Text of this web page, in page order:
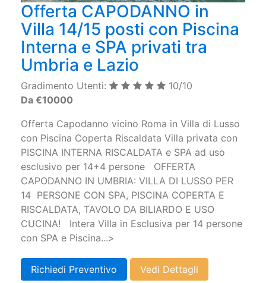
Offerta CAPODANNO in
Villa 14/15 posti con Piscina
Interna e SPA privati tra
Umbria e Lazio
Gradimento Utenti:
10/10
Da €10000
Offerta Capodanno vicino Roma in Villa di Lusso
con Piscina Coperta Riscaldata Villa privata con
PISCINA INTERNA RISCALDATA e SPA ad uso
esclusivo per 14+4 persone OFFERTA
CAPODANNO IN UMBRIA: VILLA DI LUSSO PER
14 PERSONE CON SPA, PISCINA COPERTA E
RISCALDATA, TAVOLO DA BILIARDO E USO
CUCINA! Intera Villa in Esclusiva per 14 persone
con SPA e Piscina...>
Richiedi Preventivo Vedi Dettagli